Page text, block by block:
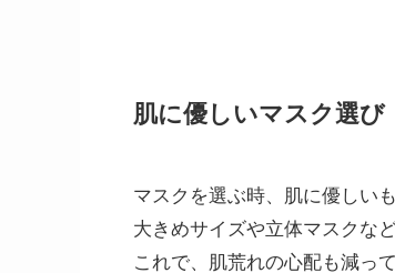
肌に優しいマスク選び
マスクを選ぶ時、肌に優しい
大きめサイズや立体マスクな
これで、肌荒れの心配も減っ